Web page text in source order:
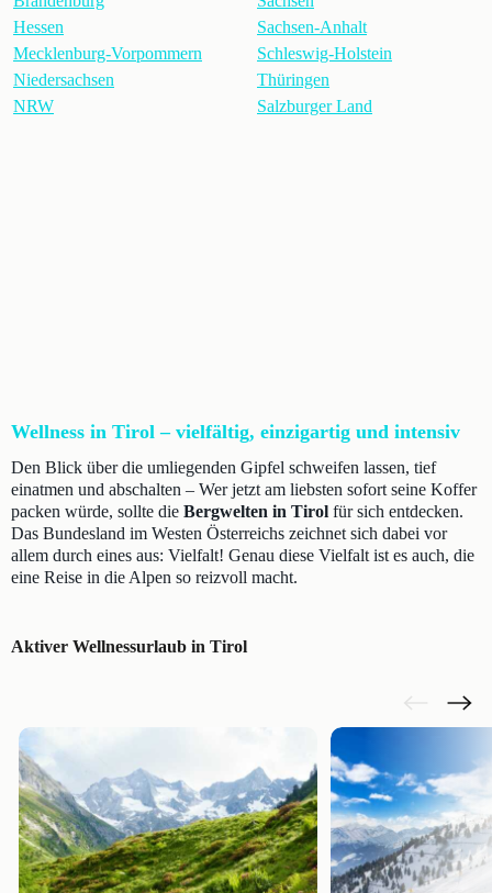
Hessen
Mecklenburg-Vorpommern
Niedersachsen
NRW
Sachsen-Anhalt
Schleswig-Holstein
Thüringen
Salzburger Land
Wellness in Tirol – vielfältig, einzigartig und intensiv
Den Blick über die umliegenden Gipfel schweifen lassen, tief
einatmen und abschalten – Wer jetzt am liebsten sofort seine Koffer
packen würde, sollte die Bergwelten in Tirol für sich entdecken.
Das Bundesland im Westen Österreichs zeichnet sich dabei vor
allem durch eines aus: Vielfalt! Genau diese Vielfalt ist es auch, die
eine Reise in die Alpen so reizvoll macht.
Aktiver Wellnessurlaub in Tirol